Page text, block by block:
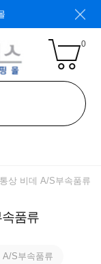
0
통상 비데 A/S부속품류
품류
A/S부속품류